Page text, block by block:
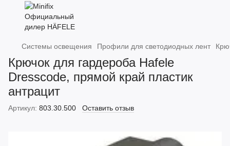
Системы освещения Профили для светодиодных лент
Крючок для гардероба Hafele
Dresscode, прямой край пластик
антрацит
Артикул: 803.30.500 Оставить отзыв